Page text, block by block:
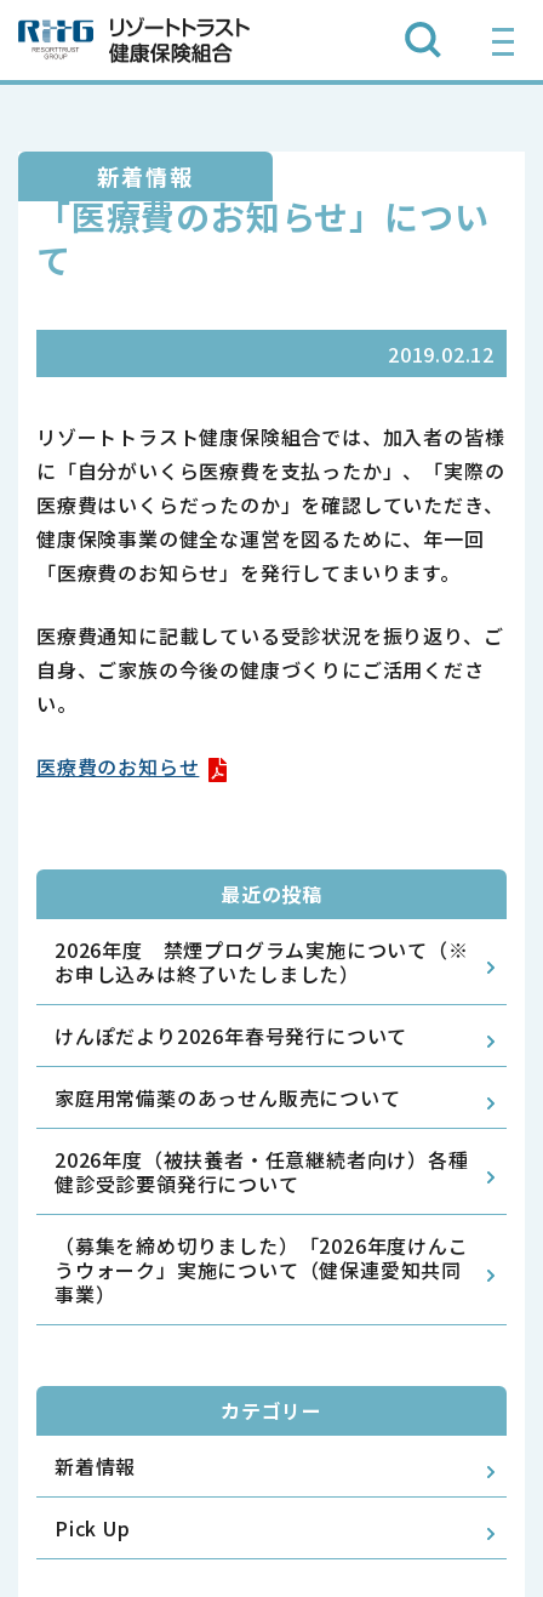
「医療費のお知らせ」につい
て
2019.02.12
リゾートトラスト健康保険組合では、加入者の皆様
に「自分がいくら医療費を支払ったか」、「実際の
医療費はいくらだったのか」を確認していただき、
健康保険事業の健全な運営を図るために、年一回
「医療費のお知らせ」を発行してまいります。
医療費通知に記載している受診状況を振り返り、ご
自身、ご家族の今後の健康づくりにご活用くださ
い。
医療費のお知らせ
新着情報
最近の投稿
2026年度 禁煙プログラム実施について（※
お申し込みは終了いたしました）
けんぽだより2026年春号発行について
家庭用常備薬のあっせん販売について
2026年度（被扶養者・任意継続者向け）各種
健診受診要領発行について
（募集を締め切りました）「2026年度けんこ
うウォーク」実施について（健保連愛知共同
事業）
カテゴリー
新着情報
Pick Up